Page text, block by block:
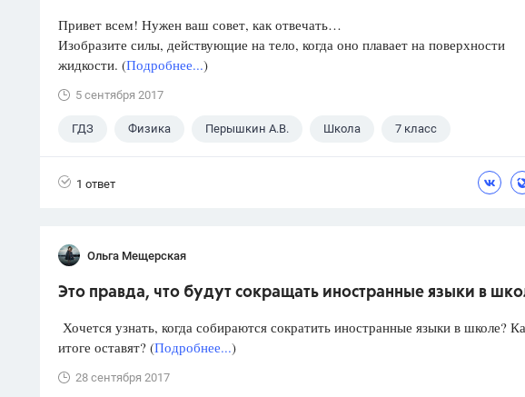
Привет всем! Нужен ваш совет, как отвечать…
Изобразите силы, действующие на тело, когда оно плавает на поверхности
жидкости. (Подробнее...)
5 сентября 2017
ГДЗ Физика Перышкин А.В. Школа 7 класс
1 ответ
Ольга Мещерская
Это правда, что будут сокращать иностранные языки в
Хочется узнать, когда собираются сократить иностранные языки в школе?
итоге оставят? (Подробнее...)
28 сентября 2017